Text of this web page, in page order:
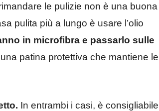
le pulizie non è una buona
pulita più a lungo è usare l’olio
in microfibra e passarlo sulle
patina protettiva che mantiene le
In entrambi i casi, è consigliabile